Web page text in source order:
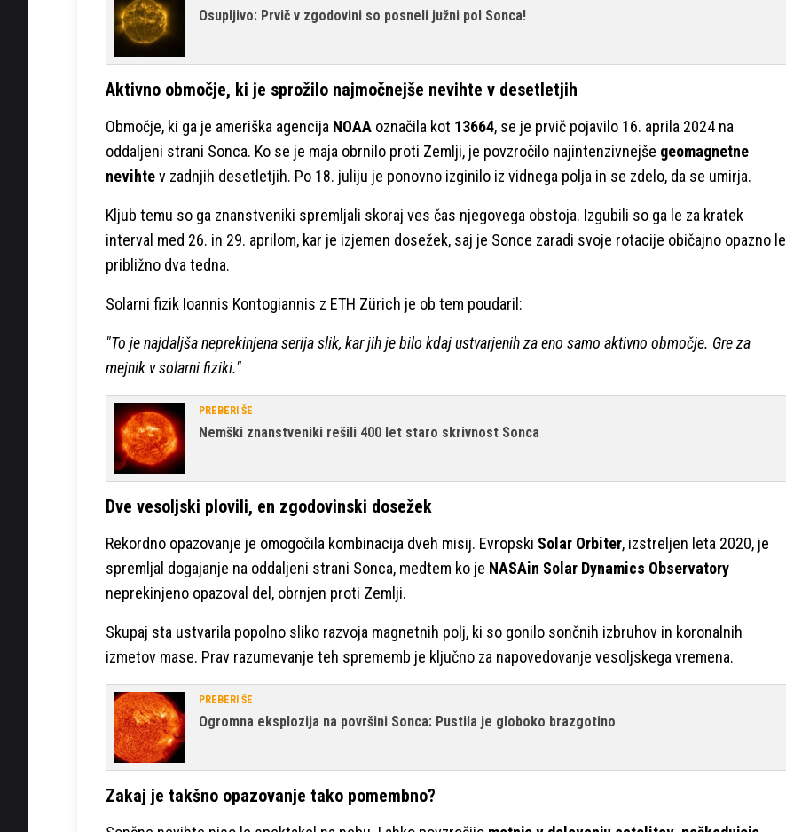
Osupljivo: Prvič v zgodovini so posneli južni pol Sonca!
Aktivno območje, ki je sprožilo najmočnejše nevihte v desetletjih
Območje, ki ga je ameriška agencija NOAA označila kot 13664, se je prvič pojavilo 16. aprila 2024 na
oddaljeni strani Sonca. Ko se je maja obrnilo proti Zemlji, je povzročilo najintenzivnejše geomagnetne
nevihtev zadnjih desetletjih. Po 18. juliju je ponovno izginilo iz vidnega polja in se zdelo, da se umirja.
Kljub temu so ga znanstveniki spremljali skoraj ves čas njegovega obstoja. Izgubili so ga le za kratek
interval med 26. in 29. aprilom, kar je izjemen dosežek, saj je Sonce zaradi svoje rotacije običajno opazno le
približno dva tedna.
Solarni fizik Ioannis Kontogiannis z ETH Zürich je ob tem poudaril:
"To je najdaljša neprekinjena serija slik, kar jih je bilo kdaj ustvarjenih za eno samo aktivno območje. Gre za
mejnik v solarni fiziki."
PREBERI ŠE
Nemški znanstveniki rešili 400 let staro skrivnost Sonca
Dve vesoljski plovili, en zgodovinski dosežek
Rekordno opazovanje je omogočila kombinacija dveh misij. Evropski Solar Orbiter, izstreljen leta 2020, je
spremljal dogajanje na oddaljeni strani Sonca, medtem ko je NASAin Solar Dynamics Observatory
neprekinjeno opazoval del, obrnjen proti Zemlji.
Skupaj sta ustvarila popolno sliko razvoja magnetnih polj, ki so gonilo sončnih izbruhov in koronalnih
izmetov mase. Prav razumevanje teh sprememb je ključno za napovedovanje vesoljskega vremena.
PREBERI ŠE
Ogromna eksplozija na površini Sonca: Pustila je globoko brazgotino
Zakaj je takšno opazovanje tako pomembno?